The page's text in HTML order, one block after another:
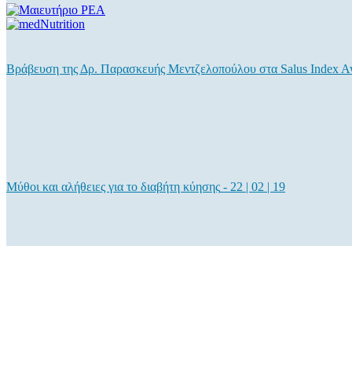
Βράβευση της Δρ. Παρασκευής Μεντζελοπούλου στα Salus Index
Μύθοι και αλήθειες για το διαβήτη κύησης - 22 | 02 | 19